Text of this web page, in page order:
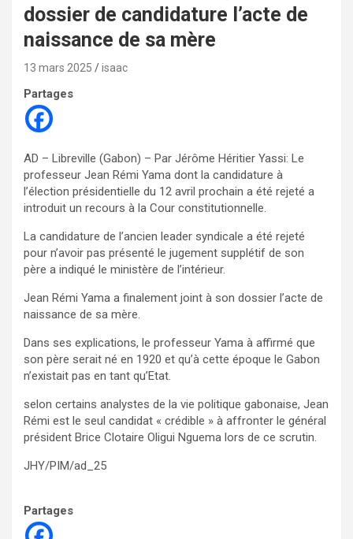
dossier de candidature l’acte de
naissance de sa mère
13 mars 2025 isaac
Partages
AD – Libreville (Gabon) – Par Jérôme Héritier Yassi: Le
professeur Jean Rémi Yama dont la candidature à
l’élection présidentielle du 12 avril prochain a été rejeté a
introduit un recours à la Cour constitutionnelle.
La candidature de l’ancien leader syndicale a été rejeté
pour n’avoir pas présenté le jugement supplétif de son
père a indiqué le ministère de l’intérieur.
Jean Rémi Yama a finalement joint à son dossier l’acte de
naissance de sa mère.
Dans ses explications, le professeur Yama à affirmé que
son père serait né en 1920 et qu’à cette époque le Gabon
n’existait pas en tant qu’Etat.
selon certains analystes de la vie politique gabonaise, Jean
Rémi est le seul candidat « crédible » à affronter le général
président Brice Clotaire Oligui Nguema lors de ce scrutin.
JHY/PIM/ad_25
Partages